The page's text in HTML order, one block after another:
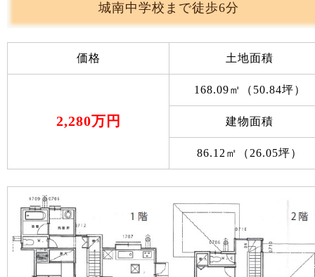
城南中学校まで徒歩6分
価格 土地面積
2,280万円
168.09㎡（50.84坪）
建物面積
86.12㎡（26.05坪）